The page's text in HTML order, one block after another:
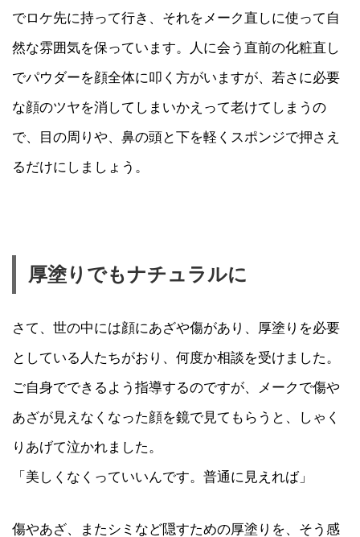
でロケ先に持って行き、それをメーク直しに使って自
然な雰囲気を保っています。人に会う直前の化粧直し
でパウダーを顔全体に叩く方がいますが、若さに必要
な顔のツヤを消してしまいかえって老けてしまうの
で、目の周りや、鼻の頭と下を軽くスポンジで押さえ
るだけにしましょう。
厚塗りでもナチュラルに
さて、世の中には顔にあざや傷があり、厚塗りを必要
としている人たちがおり、何度か相談を受けました。
ご自身でできるよう指導するのですが、メークで傷や
あざが見えなくなった顔を鏡で見てもらうと、しゃく
りあげて泣かれました。
「美しくなくっていいんです。普通に見えれば」
傷やあざ、またシミなど隠すための厚塗りを、そう感